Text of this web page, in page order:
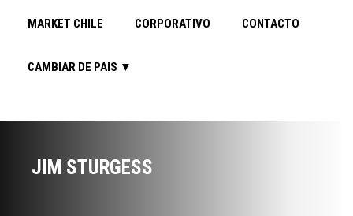
MARKET CHILE CORPORATIVO CONTACTO
CAMBIAR DE PAIS ▼
JIM STURGESS